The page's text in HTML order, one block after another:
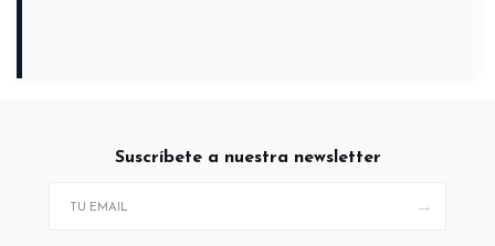
Suscríbete a nuestra newsletter
→